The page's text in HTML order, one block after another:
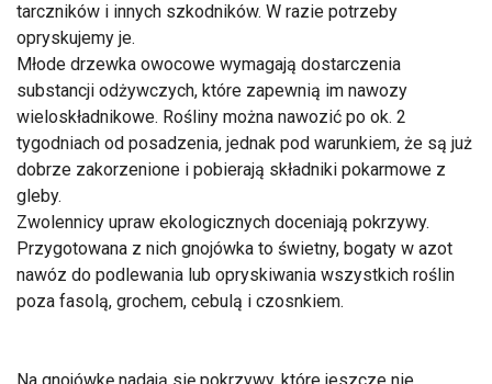
tarczników i innych szkodników. W razie potrzeby
opryskujemy je.
Młode drzewka owocowe wymagają dostarczenia
substancji odżywczych, które zapewnią im nawozy
wieloskładnikowe. Rośliny można nawozić po ok. 2
tygodniach od posadzenia, jednak pod warunkiem, że są już
dobrze zakorzenione i pobierają składniki pokarmowe z
gleby.
Zwolennicy upraw ekologicznych doceniają pokrzywy.
Przygotowana z nich gnojówka to świetny, bogaty w azot
nawóz do podlewania lub opryskiwania wszystkich roślin
poza fasolą, grochem, cebulą i czosnkiem.